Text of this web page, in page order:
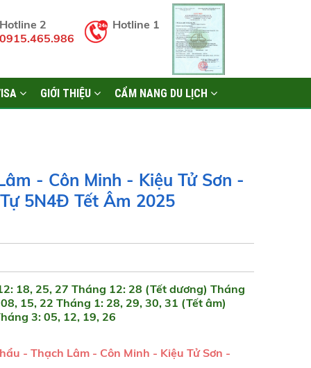
Hotline 1
Hotline 2
0915.465.986
GIỚI THIỆU CẨM NANG DU LỊCH
- Côn Minh - Kiệu Tử Sơn -
5N4Đ Tết Âm 2025
18, 25, 27 Tháng 12: 28 (Tết dương) Tháng
15, 22 Tháng 1: 28, 29, 30, 31 (Tết âm)
3: 05, 12, 19, 26
- Thạch Lâm - Côn Minh - Kiệu Tử Sơn -